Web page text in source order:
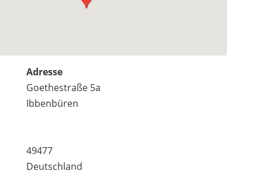
Adresse
Goethestraße 5a
Ibbenbüren
49477
Deutschland